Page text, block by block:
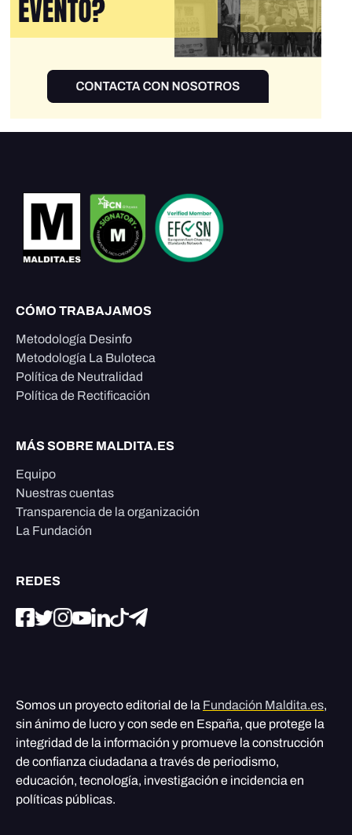
CÓMO TRABAJAMOS
Metodología Desinfo
Metodología La Buloteca
Política de Neutralidad
Política de Rectificación
MÁS SOBRE MALDITA.ES
Equipo
Nuestras cuentas
Transparencia de la organización
La Fundación
REDES
Somos un proyecto editorial de la Fundación Maldita.es,
sin ánimo de lucro y con sede en España, que protege la
integridad de la información y promueve la construcción
de confianza ciudadana a través de periodismo,
educación, tecnología, investigación e incidencia en
políticas públicas.